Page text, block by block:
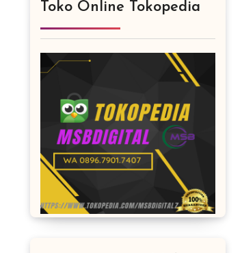
Toko Online Tokopedia